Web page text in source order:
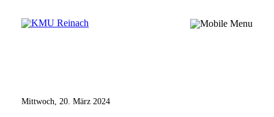
Mittwoch, 20. März 2024